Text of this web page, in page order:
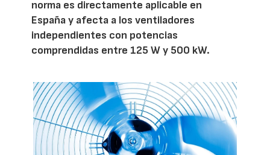
norma es directamente aplicable en
España y afecta a los ventiladores
independientes con potencias
comprendidas entre 125 W y 500 kW.